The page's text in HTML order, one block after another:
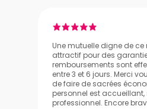
Une mutuelle digne de ce
attractif pour des
remboursements sont
entre 3 et 6 jours. Merci
de faire de sacrées
personnel est
professionnel. Encore